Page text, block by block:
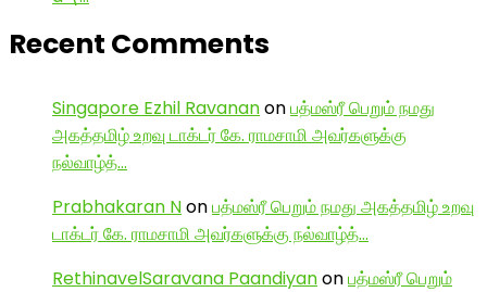
Recent Comments
Singapore Ezhil Ravananonபத்மஸ்ரீ பெறும் நமது
அகத்தமிழ் உறவு டாக்டர் கே. ராமசாமி அவர்களுக்கு
நல்வாழ்த்…
Prabhakaran Nonபத்மஸ்ரீ பெறும் நமது அகத்தமிழ் உறவு
டாக்டர் கே. ராமசாமி அவர்களுக்கு நல்வாழ்த்…
RethinavelSaravana Paandiyanonபத்மஸ்ரீ பெறும்